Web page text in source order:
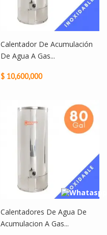
Calentador De Acumulación
De Agua A Gas...
$ 10,600,000
Calentadores De Agua De
Acumulacion A Gas...